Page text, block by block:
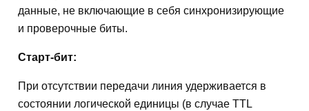
данные, не включающие в себя синхронизирующие
и проверочные биты.
Старт-бит:
При отсутствии передачи линия удерживается в
состоянии логической единицы (в случае TTL